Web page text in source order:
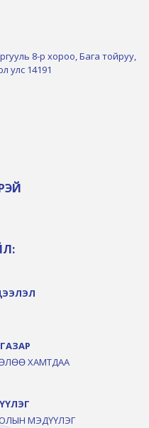
8-р хороо, Бага тойруу,
улс 14191
ХАМТДАА
МЭДҮҮЛЭГ